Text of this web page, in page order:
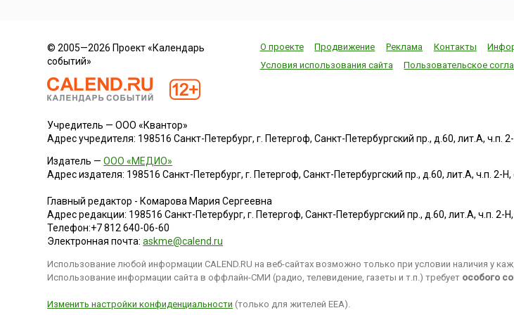
проводился в музее-
заповеднике «Царицыно»).
Организатором
мероприятия – ярмарки,
корриды, состязания
силачей, ци...
© 2005—2026 Проект «Календарь
событий»
О проекте Продвижение Реклама Контакты
Условия использования сайта
Пользовательское
Учредитель — ООО «Квантор»
Адрес учредителя: 198516 Санкт-Петербург, г. Петергоф, Санкт-Петербургский пр., д.60, лит.А, ч.п.
Издатель —ООО «МЕДИО»
Адрес издателя: 198516 Санкт-Петербург, г. Петергоф, Санкт-Петербургский пр., д.60, лит.А, ч.п. 2-
Главный редактор - Комарова Мария Сергеевна
Адрес редакции: 198516 Санкт-Петербург, г. Петергоф,Санкт-Петербургский пр., д.60, лит.А, ч.п. 2-
Телефон:+7 812 640-06-60
Электронная почта:askme@calend.ru
Использование любой информации CALEND.RU на веб-сайтах возможно только при условии наличия у
Использование информации сайта в оффлайн-СМИ (радио, телевидение, газеты и т.п.) требует особого
Изменить настройки конфиденциальности (только для жителей EEA).